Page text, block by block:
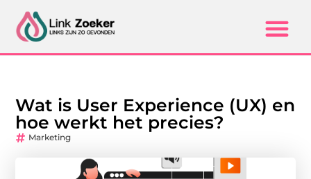
Wat is User Experience (UX) en
hoe werkt het precies?
Marketing